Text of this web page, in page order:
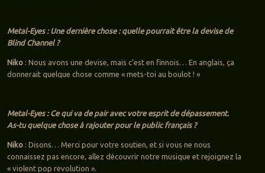
Metal-Eyes : Une dernière chose : quelle pourrait être la devise de
Blind Channel ?
Niko: Nous avons une devise, mais c’est en finnois… En anglais, ça
donnerait quelque chose comme « mets-toi au boulot ! »
Metal-Eyes : Ce qui va de pair avec votre esprit de dépassement.
As-tu quelque chose à rajouter pour le public français ?
Niko: Disons… Merci pour votre soutien, et si vous ne nous
connaissez pas encore, allez découvrir notre musique et rejoignez la
« violent pop revolution ».